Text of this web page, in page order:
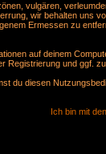
vulgären,
wir behalten uns
Ermessen zu
auf deinem
Registrierung und ggf.
du diesen
Ich bin mit